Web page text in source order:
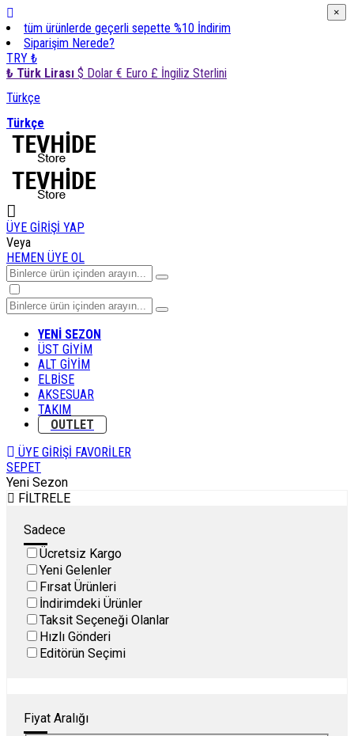
tüm ürünlerde geçerli sepette %10 İndirim
Siparişim Nerede?
TRY ₺
₺ Türk Lirası $ Dolar € Euro £ İngiliz Sterlini
Türkçe
Türkçe
ÜYE GİRİŞİ YAP
Veya
HEMEN ÜYE OL
YENİ SEZON
ÜST GİYİM
ALT GİYİM
ELBİSE
AKSESUAR
TAKIM
OUTLET
ÜYE GİRİŞİ FAVORİLER
SEPET
Yeni Sezon
FİLTRELE
Sadece
Ücretsiz Kargo
Yeni Gelenler
Fırsat Ürünleri
İndirimdeki Ürünler
Taksit Seçeneği Olanlar
Hızlı Gönderi
Editörün Seçimi
Fiyat Aralığı
×
×